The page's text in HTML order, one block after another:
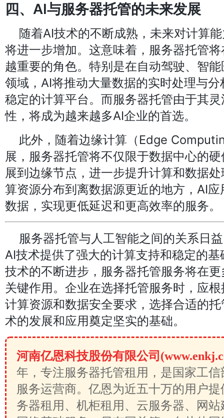
四、AI与服务器托管的未来发展
随着AI技术的不断成熟，未来对计算
将进一步增加。这意味着，服务器托管
越重要的角色。特别是在自动驾驶、智
领域，AI将推动大量数据的实时处理与
稳定的计算平台。而服务器托管由于其
性，将成为越来越多AI企业的首选。
此外，随着边缘计算（Edge
展，服务器托管将不仅限于数据中心的
展到边缘节点，进一步提升计算和数据
算资源分布到离数据源更近的地方，AI
数据，实现更低延迟和更高效率的服务。
服务器托管与人工智能之间的关系日
AI技术提供了强大的计算支持和稳定的
技术的不断进步，服务器托管服务将在
关键作用。企业在选择托管服务时，应
计算资源和数据安全要求，选择合适的
术的发展和应用奠定坚实的基础。
河南亿恩科技股份有限公司
年，专注服务器托管租用，是国家工
服务运营商。亿恩为近五十万的用户
务器租用、机柜租用、云服务器、网